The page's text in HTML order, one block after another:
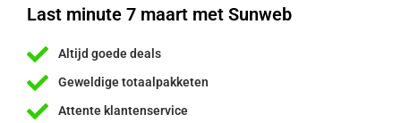
Last minute 7 maart met Sunweb
Altijd goede deals
Geweldige totaalpakketen
Attente klantenservice